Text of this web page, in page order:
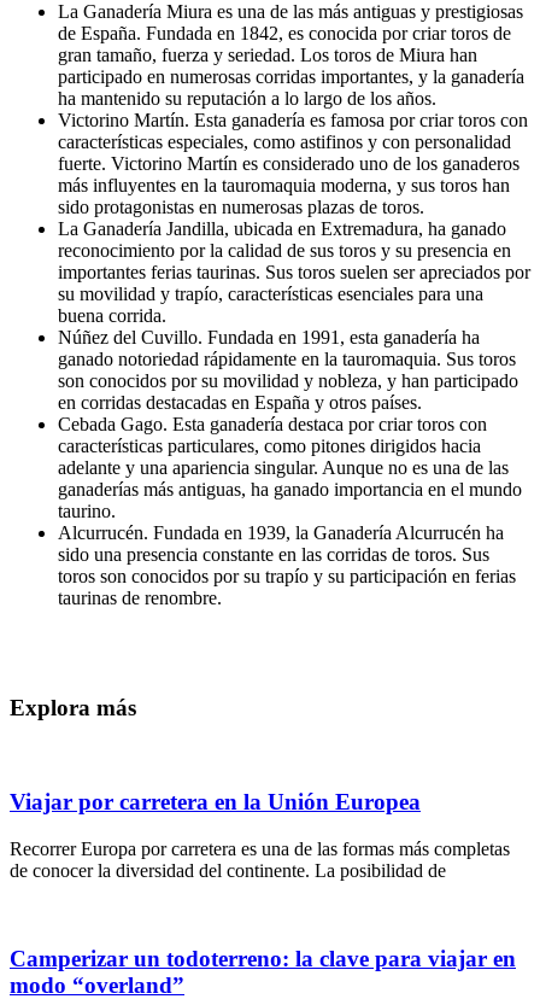
La Ganadería Miura es una de las más antiguas y prestigiosas
de España. Fundada en 1842, es conocida por criar toros de
gran tamaño, fuerza y seriedad. Los toros de Miura han
participado en numerosas corridas importantes, y la ganadería
ha mantenido su reputación a lo largo de los años.
Victorino Martín. Esta ganadería es famosa por criar toros con
características especiales, como astifinos y con personalidad
fuerte. Victorino Martín es considerado uno de los ganaderos
más influyentes en la tauromaquia moderna, y sus toros han
sido protagonistas en numerosas plazas de toros.
La Ganadería Jandilla, ubicada en Extremadura, ha ganado
reconocimiento por la calidad de sus toros y su presencia en
importantes ferias taurinas. Sus toros suelen ser apreciados por
su movilidad y trapío, características esenciales para una
buena corrida.
Núñez del Cuvillo. Fundada en 1991, esta ganadería ha
ganado notoriedad rápidamente en la tauromaquia. Sus toros
son conocidos por su movilidad y nobleza, y han participado
en corridas destacadas en España y otros países.
Cebada Gago. Esta ganadería destaca por criar toros con
características particulares, como pitones dirigidos hacia
adelante y una apariencia singular. Aunque no es una de las
ganaderías más antiguas, ha ganado importancia en el mundo
taurino.
Alcurrucén. Fundada en 1939, la Ganadería Alcurrucén ha
sido una presencia constante en las corridas de toros. Sus
toros son conocidos por su trapío y su participación en ferias
taurinas de renombre.
Explora más
Viajar por carretera en la Unión Europea
Recorrer Europa por carretera es una de las formas más completas
de conocer la diversidad del continente. La posibilidad de
Camperizar un todoterreno: la clave para viajar en
modo “overland”